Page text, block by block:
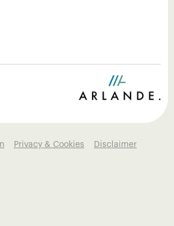
Privacy & Cookies Disclaimer